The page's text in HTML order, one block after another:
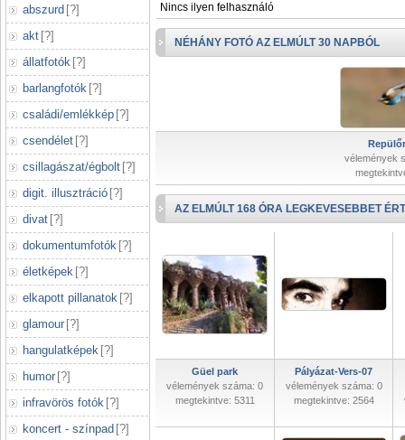
abszurd [?]
akt [?]
állatfotók [?]
barlangfotók [?]
családi/emlékkép [?]
csendélet [?]
csillagászat/égbolt [?]
digit. illusztráció [?]
divat [?]
dokumentumfotók [?]
életképek [?]
elkapott pillanatok [?]
glamour [?]
hangulatképek [?]
humor [?]
infravörös fotók [?]
koncert - színpad [?]
Nincs ilyen felhasználó
NÉHÁNY FOTÓ AZ ELMÚLT 30 NAPBÓL
vélemények
AZ ELMÚLT 168 ÓRA LEGKEVESEBBET
Güel park
vélemények száma: 0
megtekintve: 5311
Pályázat-Vers-07
vélemények száma: 0
megtekintve: 2564